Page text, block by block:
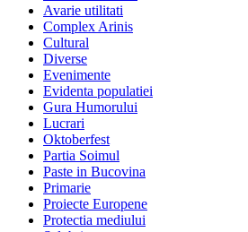
Avarie utilitati
Complex Arinis
Cultural
Diverse
Evenimente
Evidenta populatiei
Gura Humorului
Lucrari
Oktoberfest
Partia Soimul
Paste in Bucovina
Primarie
Proiecte Europene
Protectia mediului